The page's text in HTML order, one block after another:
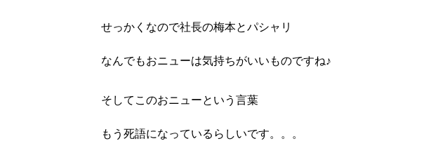
せっかくなので社長の梅本とパシャリ
なんでもおニューは気持ちがいいものですね♪
そしてこのおニューという言葉
もう死語になっているらしいです。。。